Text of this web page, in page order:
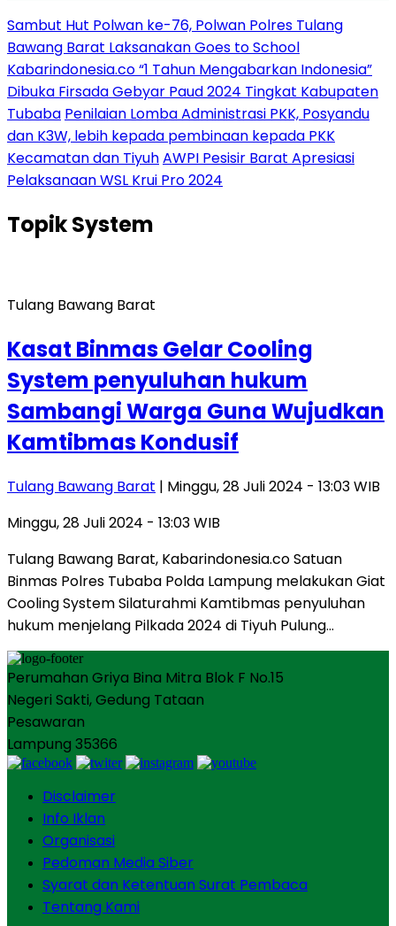
Sambut Hut Polwan ke-76, Polwan Polres Tulang
Bawang Barat Laksanakan Goes to School
Kabarindonesia.co “1 Tahun Mengabarkan Indonesia”
Dibuka Firsada Gebyar Paud 2024 Tingkat Kabupaten
Tubaba Penilaian Lomba Administrasi PKK, Posyandu
dan K3W, lebih kepada pembinaan kepada PKK
Kecamatan dan TiyuhAWPI Pesisir Barat Apresiasi
Pelaksanaan WSL Krui Pro 2024
TopikSystem
Tulang Bawang Barat
Kasat Binmas Gelar Cooling
System penyuluhan hukum
Sambangi Warga Guna Wujudkan
Kamtibmas Kondusif
Tulang Bawang Barat | Minggu, 28 Juli 2024 - 13:03 WIB
Minggu, 28 Juli 2024 - 13:03 WIB
Tulang Bawang Barat, Kabarindonesia.co Satuan
Binmas Polres Tubaba Polda Lampung melakukan Giat
Cooling System Silaturahmi Kamtibmas penyuluhan
hukum menjelang Pilkada 2024 di Tiyuh Pulung…
Perumahan Griya Bina Mitra Blok F No.15
Negeri Sakti, Gedung Tataan
Pesawaran
Lampung 35366
Disclaimer
Info Iklan
Organisasi
Pedoman Media Siber
Syarat dan Ketentuan Surat Pembaca
Tentang Kami